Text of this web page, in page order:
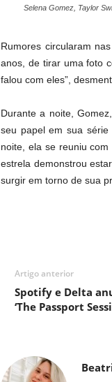
Selena Gomez, Taylor
Rumores circularam
anos, de tirar uma foto
falou com eles”,
Durante a noite,
seu papel em sua
noite, ela se reuniu
estrela demonstrou
surgir em torno de sua
Artigo anterior
Spotify e Delta
‘The Passport